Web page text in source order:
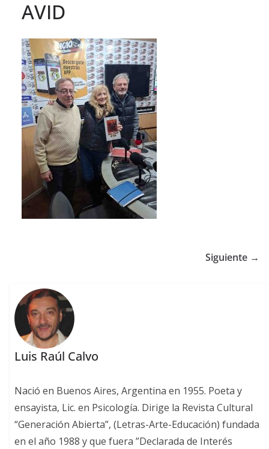
AVID
Siguiente →
Luis Raúl Calvo
Nació en Buenos Aires, Argentina en 1955. Poeta y
ensayista, Lic. en Psicología. Dirige la Revista Cultural
“Generación Abierta”, (Letras-Arte-Educación) fundada
en el año 1988 y que fuera ”Declarada de Interés